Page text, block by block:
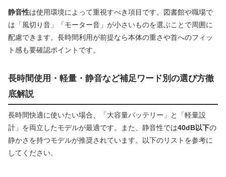
静音性は使用環境によって重視すべき項目です。図書館や職場で
は「風切り音」「モーター音」が小さいものを選ぶことで周囲に
配慮できます。長時間利用が前提なら本体の重さや首へのフィッ
ト感も要確認ポイントです。
長時間使用・軽量・静音など補足ワード別の選び方徹
底解説
長時間快適に使いたい場合、「大容量バッテリー」と「軽量設
計」を両立したモデルが最適です。また、静音性では40dB以下の
静かさを持つモデルが推奨されています。以下のリストを参考に
してください。